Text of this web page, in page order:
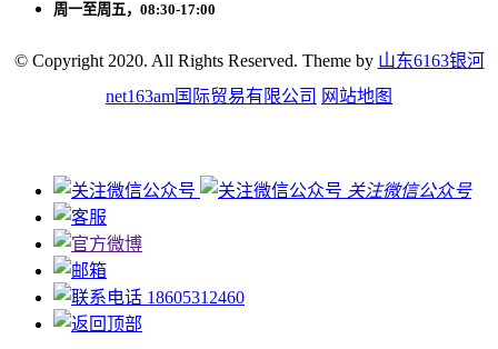
周一至周五，08:30-17:00
© Copyright 2020. All Rights Reserved. Theme by 山东6163银河
net163am国际贸易有限公司 网站地图
关注微信公众号
18605312460